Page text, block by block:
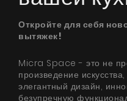
Откройте для себя
вытяжек!
Micra Space - это не
произведение
элегантный дизайн,
безупречную